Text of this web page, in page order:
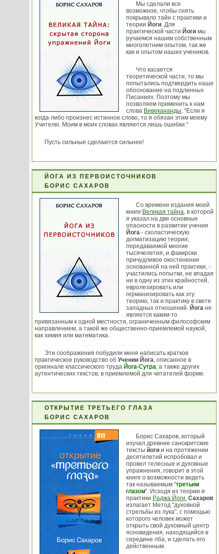
Мы сделали все
возможное, чтобы снять
покрывало тайн с практики и
теории Йоги. Для
практической части Йоги мы
ручаемся нашим собственным
многолетним опытом, так же
как и опытом наших учеников.
Что касается
теоретической части, то мы
попытались подтвердить наше
обоснование на подлинных
Писаниях. Поэтому мы
позволяем применить к нам
слова Вивекананды: "Если я
когда-либо произнес истинное слово, то я обязан этим моему
Учителю. Моим в моих словах являются лишь ошибки."
Пусть сильные сделаются сильнее!
ЙОГА ИЗ ПЕРВОИСТОЧНИКОВ
БОРИС САХАРОВ
Со времени издания моей
книги Великая тайна, в которой
я указал на две основные
опасности в развитии учения
Йога - схоластическую
догматизацию теории,
передаваемой многие
тысячелетия, и факирски
причудливое окостенение
основанной на ней практики, -
участились попытки, не впадая
ни в одну из этих крайностей,
евролезировать или
германизировать как эту
теорию, так и практику в свете
западных отношений. Йога не
является каким-то
привязанным к одной местности, ограниченным философским
направлением, а такой же общественно-приемлемой наукой,
как химия или математика.
Эти соображения побудили меня написать краткое
практическое руководство об Учении Йога, описанное в
оригинале классического труда Йога-Сутра, а также других
аутентических текстов, в приемлемой для читателей форме.
ОТКРЫТИЕ ТРЕТЬЕГО ГЛАЗА
БОРИС САХАРОВ
Борис Сахаров, который
изучал древние санскритские
тексты йоги и на протяжении
десятилетий испробовал и
провел телесные и духовные
упражнения, говорит в этой
книге о возможности видеть
так называемым "третьим
глазом". Исходя из теории и
практики Раджа Йоги, Сахаров
излагает Метод "духовной
стрельбы из лука", с помощью
которого человек может
открыть свой духовный центр
ясновидения, находящийся в
середине лба, и сделать его
действенным.